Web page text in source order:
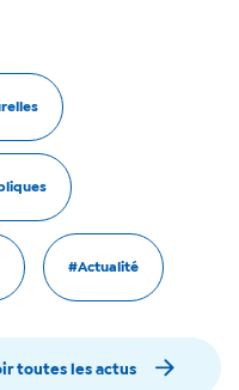
#Actualité
toutes les actus